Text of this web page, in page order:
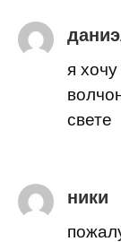
я
свете
ники